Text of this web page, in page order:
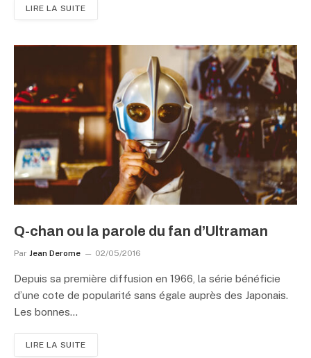
LIRE LA SUITE
Q-chan ou la parole du fan d’Ultraman
Par Jean Derome 02/05/2016
Depuis sa première diffusion en 1966, la série bénéficie
d’une cote de popularité sans égale auprès des Japonais.
Les bonnes…
LIRE LA SUITE